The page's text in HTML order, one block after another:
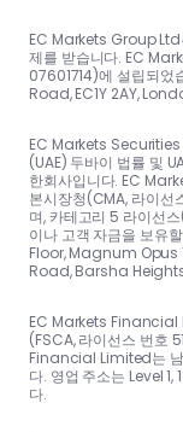
EC Markets Group Ltd
제를 받습니다. EC
07601714)에 설립되
Road, EC1Y 2AY,
EC Markets
(UAE) 두바이 법률 및
한회사입니다. EC
본시장청(CMA, 라이
며, 카테고리 5 라이선
이나 고객 자금을 보유
Floor, Magnum Opus
Road, Barsha
EC Markets Financial
(FSCA, 라이선스 번호
Financial Limited는 남
다. 영업 주소는 Level
다.